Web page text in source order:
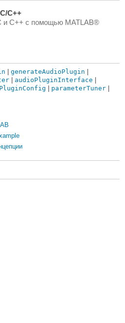
C++
и C++ с помощью MATLAB®
generateAudioPlugin
audioPluginInterface
parameterTuner